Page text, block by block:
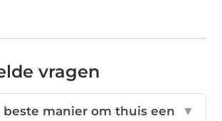
vragen
beste manier om thuis een
▼